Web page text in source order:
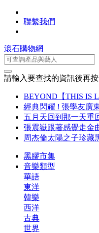
聯繫我們
滾石購物網
請輸入要查找的資訊後再
BEYOND【THIS IS
經典閃耀 ! 張學友廣
五月天回到那一天重
張震嶽跟著感覺走金
周杰倫太陽之子珍藏
黑膠市集
音樂類型
華語
東洋
韓樂
西洋
古典
世界